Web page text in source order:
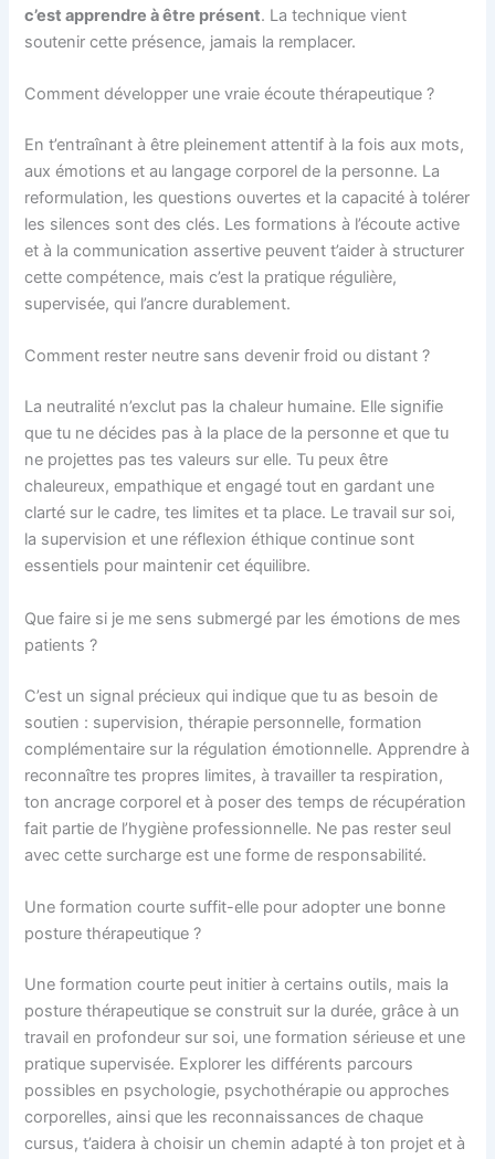
c’est apprendre à être présent. La technique vient
soutenir cette présence, jamais la remplacer.
Comment développer une vraie écoute thérapeutique ?
En t’entraînant à être pleinement attentif à la fois aux mots,
aux émotions et au langage corporel de la personne. La
reformulation, les questions ouvertes et la capacité à tolérer
les silences sont des clés. Les formations à l’écoute active
et à la communication assertive peuvent t’aider à structurer
cette compétence, mais c’est la pratique régulière,
supervisée, qui l’ancre durablement.
Comment rester neutre sans devenir froid ou distant ?
La neutralité n’exclut pas la chaleur humaine. Elle signifie
que tu ne décides pas à la place de la personne et que tu
ne projettes pas tes valeurs sur elle. Tu peux être
chaleureux, empathique et engagé tout en gardant une
clarté sur le cadre, tes limites et ta place. Le travail sur soi,
la supervision et une réflexion éthique continue sont
essentiels pour maintenir cet équilibre.
Que faire si je me sens submergé par les émotions de mes
patients ?
C’est un signal précieux qui indique que tu as besoin de
soutien : supervision, thérapie personnelle, formation
complémentaire sur la régulation émotionnelle. Apprendre à
reconnaître tes propres limites, à travailler ta respiration,
ton ancrage corporel et à poser des temps de récupération
fait partie de l’hygiène professionnelle. Ne pas rester seul
avec cette surcharge est une forme de responsabilité.
Une formation courte suffit-elle pour adopter une bonne
posture thérapeutique ?
Une formation courte peut initier à certains outils, mais la
posture thérapeutique se construit sur la durée, grâce à un
travail en profondeur sur soi, une formation sérieuse et une
pratique supervisée. Explorer les différents parcours
possibles en psychologie, psychothérapie ou approches
corporelles, ainsi que les reconnaissances de chaque
cursus, t’aidera à choisir un chemin adapté à ton projet et à